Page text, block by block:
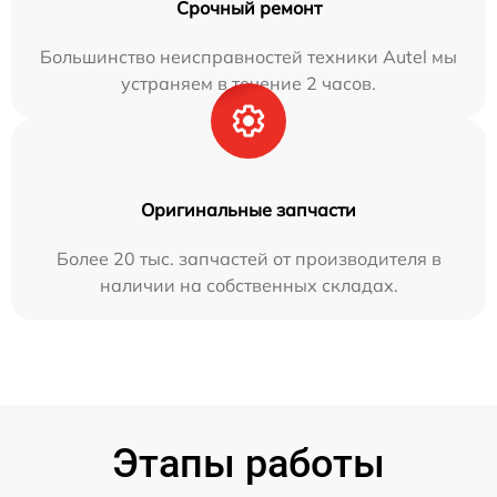
Срочный ремонт
Большинство неисправностей техники Autel мы
устраняем в течение 2 часов.
Оригинальные запчасти
Более 20 тыс. запчастей от производителя в
наличии на собственных складах.
Этапы работы